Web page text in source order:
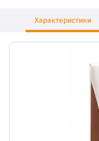
Характеристики